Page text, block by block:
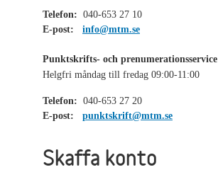
Telefon: 040-653 27 10
E-post:
info@mtm.se
Punktskrifts- och prenumerationsservice
Helgfri måndag till fredag 09:00-11:00
Telefon: 040-653 27 20
E-post:
punktskrift@mtm.se
Skaffa konto